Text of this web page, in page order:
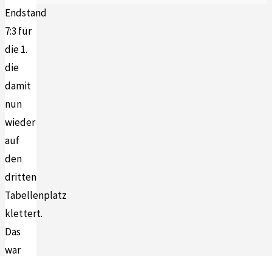
Endstand
7:3 für
die 1.
die
damit
nun
wieder
auf
den
dritten
Tabellenplatz
klettert.
Das
war